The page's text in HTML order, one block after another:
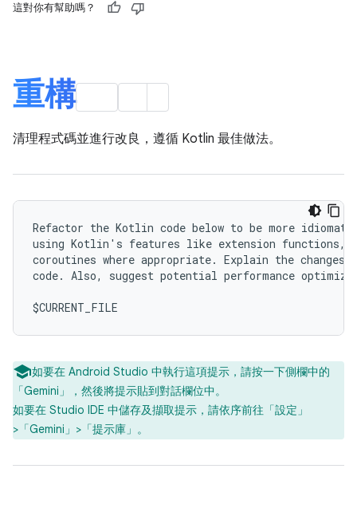
這對你有幫助嗎？
重構
清理程式碼並進行改良，遵循 Kotlin 最佳做法。
Refactor the Kotlin code below to be more
using Kotlin's features like extension functions,
coroutines where appropriate. Explain the changes
code. Also, suggest potential performance
如要在 Android Studio 中執行這項提示，請按一下側欄中的
「Gemini」
，然後將提示貼到對話欄位中。
如要在 Studio IDE 中儲存及擷取提示，請依序前往「設定」
>「Gemini」>「提示庫」 。